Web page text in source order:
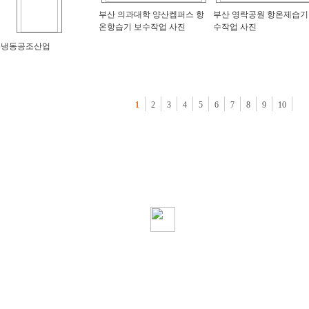
동공조산업
부산 의과대학 양산켐퍼스 항
온항습기 보수작업 사진
부산 영락공원 항온제습
수작업 사진
1 2 3 4 5 6 7 8 9 10